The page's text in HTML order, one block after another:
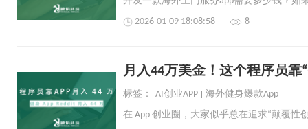
2026-01-09 18:08:58 8
月入44万美金！这个程序员靠
标签： AI创业APP 海外健身爆款App